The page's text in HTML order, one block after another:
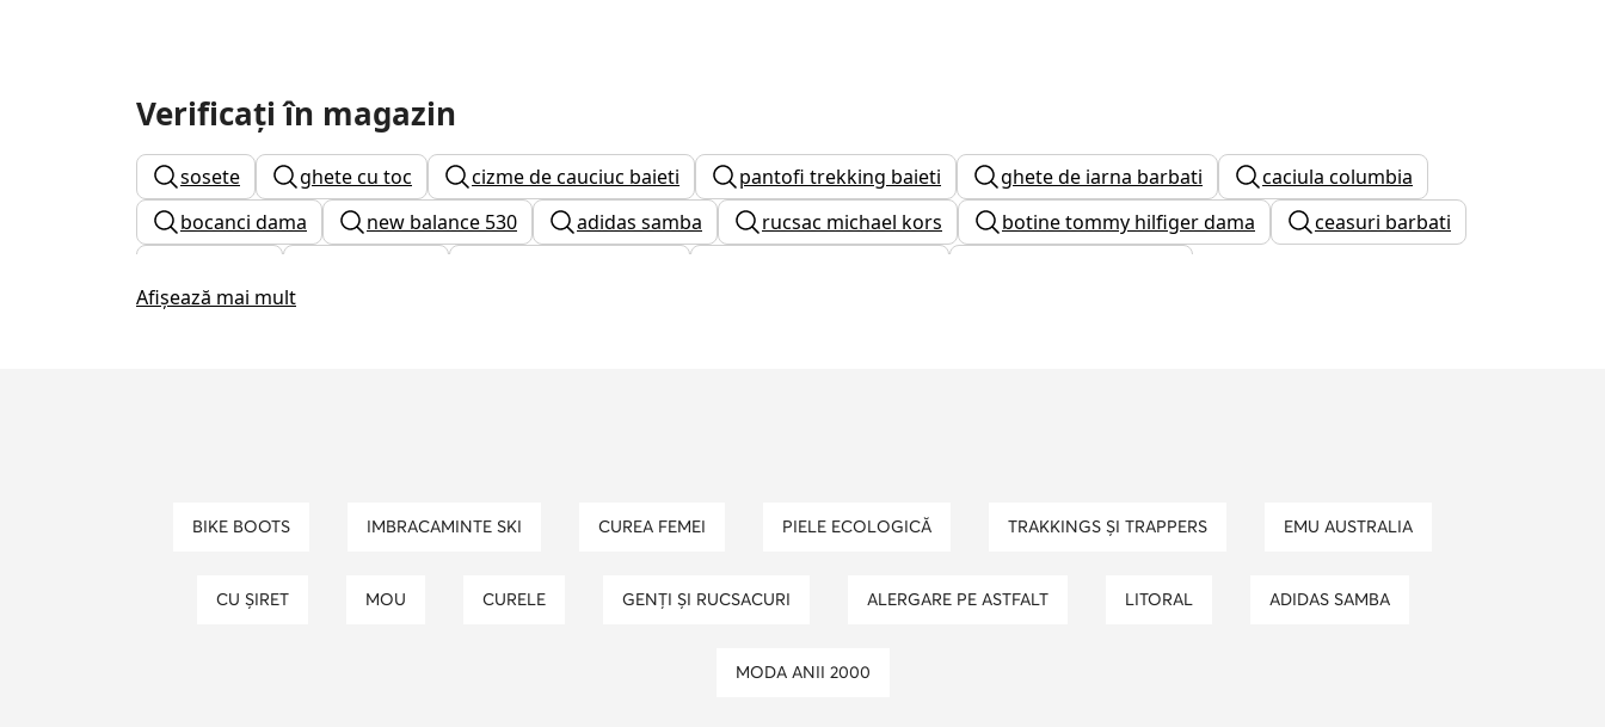
Verificați în magazin
sosete ghete cu toc cizme de cauciuc baieti pantofi trekking baieti ghete de iarna barbati
caciula columbia
bocanci dama
new balance 530 adidas samba rucsac michael kors botine tommy hilfiger dama
ceasuri barbati
ceas dama michael kors
Afișează mai mult
BIKE BOOTS IMBRACAMINTE SKI CUREA FEMEI PIELE ECOLOGICĂ TRAKKINGS ȘI TRAPPERS EMU AUSTRALIA
CU ȘIRET MOU CURELE GENȚI ȘI RUCSACURI ALERGARE PE ASTFALT LITORAL ADIDAS SAMBA
MODA ANII 2000